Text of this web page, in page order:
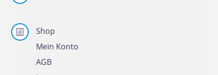
h
Shop
Mein Konto
AGB